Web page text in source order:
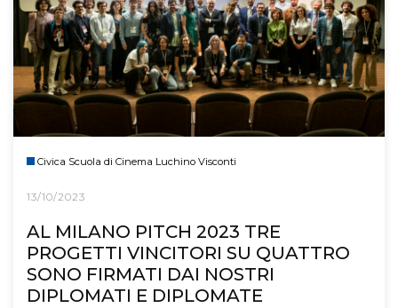
Civica Scuola di Cinema Luchino Visconti
13/10/2023
AL MILANO PITCH 2023 TRE
PROGETTI VINCITORI SU QUATTRO
SONO FIRMATI DAI NOSTRI
DIPLOMATI E DIPLOMATE